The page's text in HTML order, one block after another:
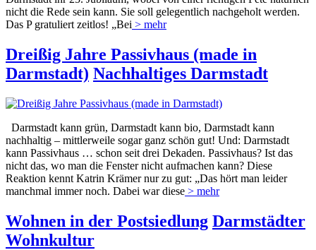
nicht die Rede sein kann. Sie soll gelegentlich nachgeholt werden.
Das P gratuliert zeitlos! „Bei > mehr
Dreißig Jahre Passivhaus (made in
Darmstadt) Nachhaltiges Darmstadt
Darmstadt kann grün, Darmstadt kann bio, Darmstadt kann
nachhaltig – mittlerweile sogar ganz schön gut! Und: Darmstadt
kann Passivhaus … schon seit drei Dekaden. Passivhaus? Ist das
nicht das, wo man die Fenster nicht aufmachen kann? Diese
Reaktion kennt Katrin Krämer nur zu gut: „Das hört man leider
manchmal immer noch. Dabei war diese > mehr
Wohnen in der Postsiedlung Darmstädter
Wohnkultur